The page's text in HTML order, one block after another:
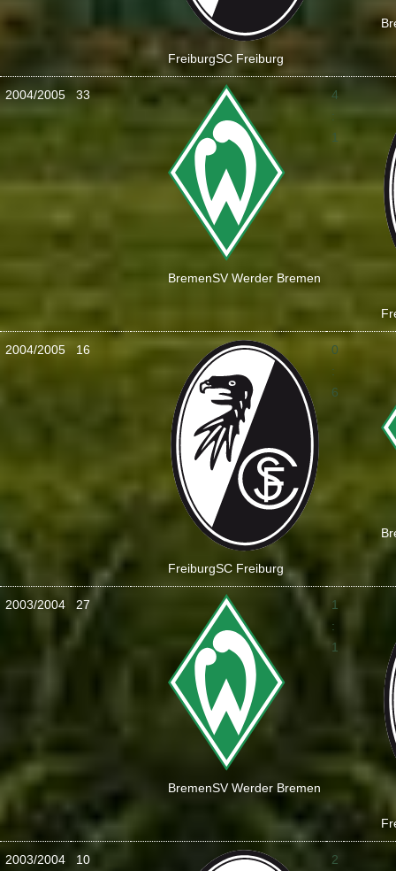
FreiburgSC Freiburg
2004/2005 33
BremenSV Werder Bremen
4
:
1
2004/2005 16
FreiburgSC Freiburg
0
:
6
2003/2004 27
BremenSV Werder Bremen
1
:
1
2003/2004 10 2